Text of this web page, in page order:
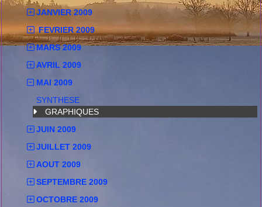
JANVIER 2009
FEVRIER 2009
MARS 2009
AVRIL 2009
MAI 2009
SYNTHESE
GRAPHIQUES
JUIN 2009
JUILLET 2009
AOUT 2009
SEPTEMBRE 2009
OCTOBRE 2009